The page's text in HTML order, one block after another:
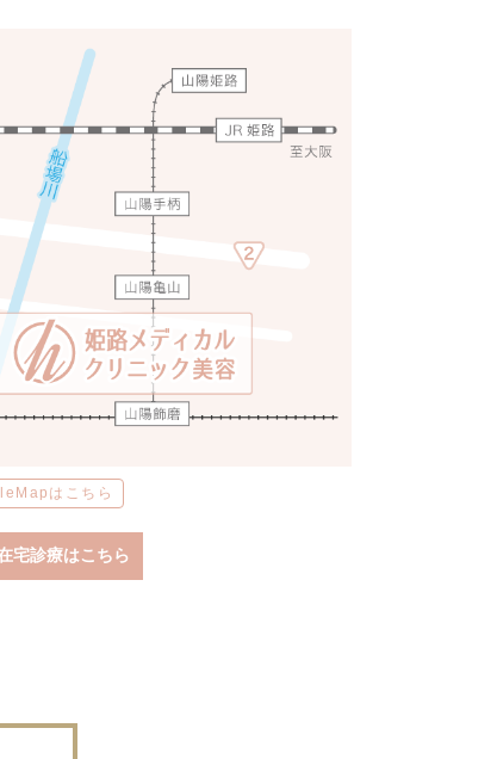
はこちら
宅診療はこちら